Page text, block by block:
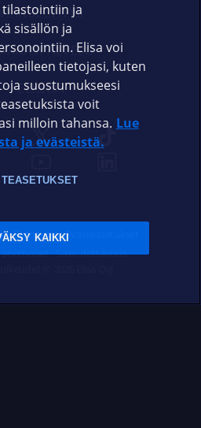
ELISA.FI
Tietosuoja Evästeasetukset
Saavutettavuus
ja
sisällön ja
Elisa voi
tietojasi, kuten
suostumukseesi
voit
milloin tahansa. Lue
ja evästeistä.
KAIKKI